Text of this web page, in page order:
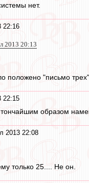
нет.
22:16
2013 20:13
положено "письмо
22:15
образом
2013 22:08
только 25.... Не он.